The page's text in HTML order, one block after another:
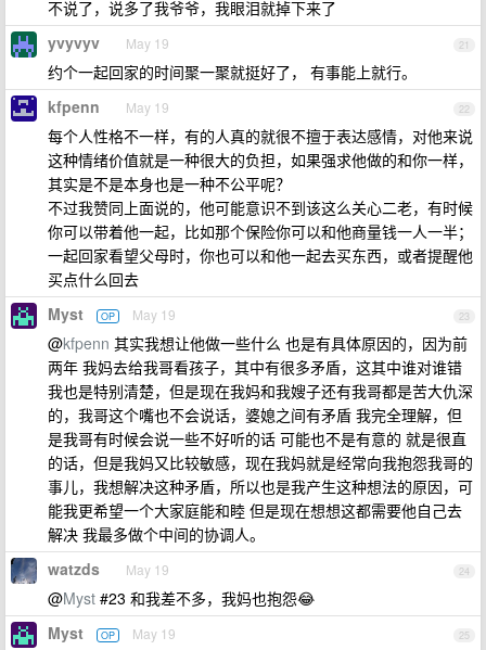
不说了，说多了我爷爷，我眼泪就掉下来了
21
yvyvyv May 19
约个一起回家的时间聚一聚就挺好了， 有事能上就行。
22
kfpenn May 19
每个人性格不一样，有的人真的就很不擅于表达感情，对他来说
这种情绪价值就是一种很大的负担，如果强求他做的和你一样，
其实是不是本身也是一种不公平呢？
不过我赞同上面说的，他可能意识不到该这么关心二老，有时候
你可以带着他一起，比如那个保险你可以和他商量钱一人一半；
一起回家看望父母时，你也可以和他一起去买东西，或者提醒他
买点什么回去
23
Myst OP May 19
@kfpenn 其实我想让他做一些什么 也是有具体原因的，因为前
两年 我妈去给我哥看孩子，其中有很多矛盾，这其中谁对谁错
我也是特别清楚，但是现在我妈和我嫂子还有我哥都是苦大仇深
的，我哥这个嘴也不会说话，婆媳之间有矛盾 我完全理解，但
是我哥有时候会说一些不好听的话 可能也不是有意的 就是很直
的话，但是我妈又比较敏感，现在我妈就是经常向我抱怨我哥的
事儿，我想解决这种矛盾，所以也是我产生这种想法的原因，可
能我更希望一个大家庭能和睦 但是现在想想这都需要他自己去
解决 我最多做个中间的协调人。
24
watzds May 19
@Myst #23 和我差不多，我妈也抱怨😂
25
Myst OP May 19